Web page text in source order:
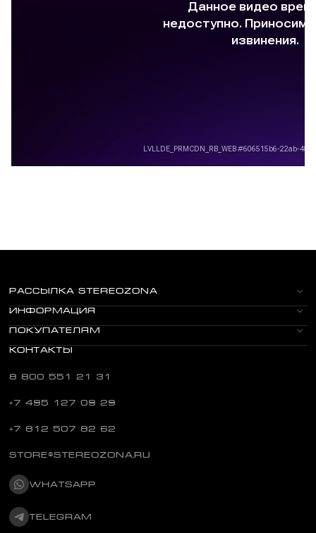
РАССЫЛКА STEREOZONA
ИНФОРМАЦИЯ
ПОКУПАТЕЛЯМ
КОНТАКТЫ
8 800 551 21 31
+7 495 127 09 29
+7 812 507 82 62
STORE@STEREOZONA.RU
WHATSAPP
TELEGRAM